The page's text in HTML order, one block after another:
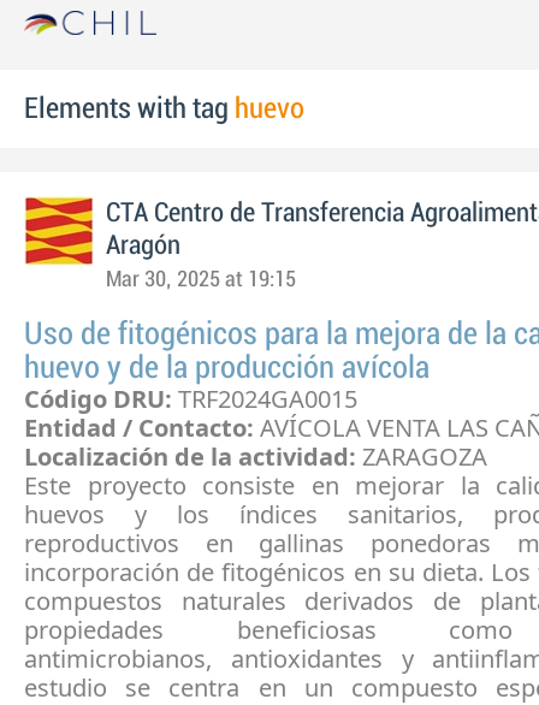
Elements with tag huevo
CTA Centro de Transferencia
Aragón
Mar 30, 2025 at 19:15
Uso de fitogénicos para la mejora de la
huevo y de la producción avícola
Código DRU: TRF2024GA0015
Entidad / Contacto: AVÍCOLA VENTA LAS
Localización de la actividad: ZARAGOZA
Este proyecto consiste en mejorar la
huevos y los índices sanitarios,
reproductivos en gallinas ponedoras
incorporación de fitogénicos en su dieta.
compuestos naturales derivados de
propiedades beneficiosas
antimicrobianos, antioxidantes y
estudio se centra en un compuesto